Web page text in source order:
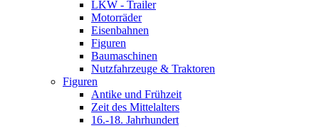
LKW - Trailer
Motorräder
Eisenbahnen
Figuren
Baumaschinen
Nutzfahrzeuge & Traktoren
Figuren
Antike und Frühzeit
Zeit des Mittelalters
16.-18. Jahrhundert